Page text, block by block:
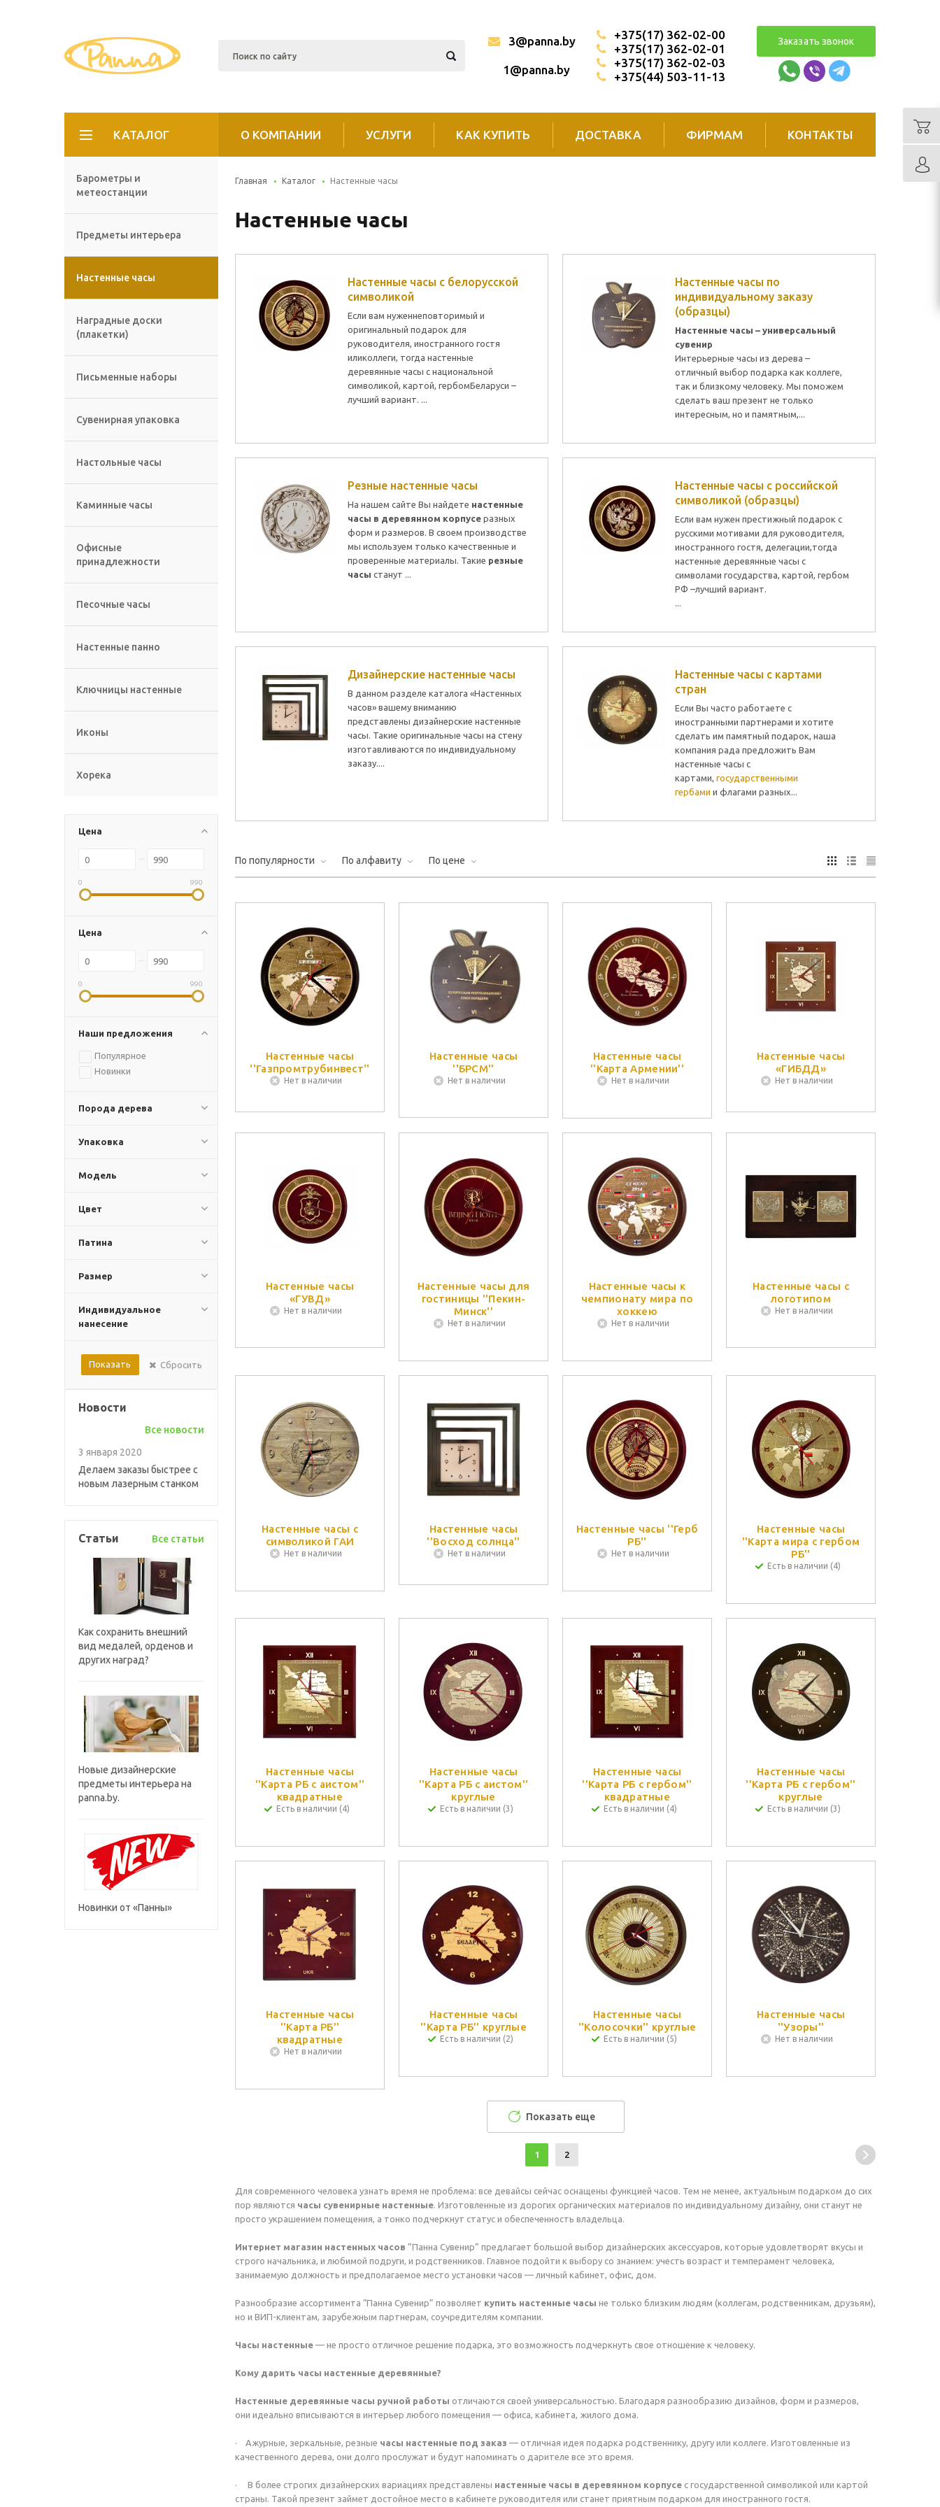
3@panna.by
1@panna.by
+375(17) 362-02-00
+375(17) 362-02-01
+375(17) 362-02-03
+375(44) 503-11-13
Заказать звонок
КАТАЛОГ О КОМПАНИИ УСЛУГИ КАК КУПИТЬ ДОСТАВКА ФИРМАМ КОНТАКТЫ
Барометры и
метеостанции
Предметы интерьера
Настенные часы
Наградные доски
(плакетки)
Письменные наборы
Сувенирная упаковка
Настольные часы
Каминные часы
Офисные
принадлежности
Песочные часы
Настенные панно
Ключницы настенные
Иконы
Хорека
Цена
0 990
Цена
0 990
Наши предложения
Популярное
Новинки
Порода дерева
Упаковка
Модель
Цвет
Патина
Размер
Индивидуальное
нанесение
Сбросить
Новости
Все новости
3 января 2020
Делаем заказы быстрее с
новым лазерным станком
Статьи Все статьи
Как сохранить внешний
вид медалей, орденов и
других наград?
Новые дизайнерские
предметы интерьера на
panna.by.
Новинки от «Панны»
Главная Каталог Настенные часы
Настенные часы
Настенные часы с белорусской
символикой
Если вам нуженнеповторимый и
оригинальный подарок для
руководителя, иностранного гостя
иликоллеги, тогда настенные
деревянные часы с национальной
символикой, картой, гербомБеларуси –
лучший вариант. ...
Настенные часы по
индивидуальному заказу
(образцы)
Настенные часы – универсальный
сувенир
Интерьерные часы из дерева –
отличный выбор подарка как коллеге,
так и близкому человеку. Мы поможем
сделать ваш презент не только
интересным, но и памятным,...
Резные настенные часы
На нашем сайте Вы найдете настенные
часы в деревянном корпусе разных
форм и размеров. В своем производстве
мы используем только качественные и
проверенные материалы. Такие резные
часы станут ...
Настенные часы с российской
символикой (образцы)
Если вам нужен престижный подарок с
русскими мотивами для руководителя,
иностранного гостя, делегации,тогда
настенные деревянные часы с
символами государства, картой, гербом
РФ –лучший вариант.
...
Дизайнерские настенные часы
В данном разделе каталога «Настенных
часов» вашему вниманию
представлены дизайнерские настенные
часы. Такие оригинальные часы на стену
изготавливаются по индивидуальному
заказу....
Настенные часы с картами
стран
Если Вы часто работаете с
иностранными партнерами и хотите
сделать им памятный подарок, наша
компания рада предложить Вам
настенные часы с
картами, государственными
гербами и флагами разных...
По популярности По алфавиту По цене
Настенные часы
''Газпромтрубинвест''
Нет в наличии
Настенные часы
''БРСМ''
Нет в наличии
Настенные часы
''Карта Армении''
Нет в наличии
Настенные часы
«ГИБДД»
Нет в наличии
Настенные часы
«ГУВД»
Нет в наличии
Настенные часы для
гостиницы ''Пекин-
Минск''
Нет в наличии
Настенные часы к
чемпионату мира по
хоккею
Нет в наличии
Настенные часы с
логотипом
Нет в наличии
Настенные часы с
символикой ГАИ
Нет в наличии
Настенные часы
''Восход солнца''
Нет в наличии
Настенные часы ''Герб
РБ''
Нет в наличии
Настенные часы
''Карта мира с гербом
РБ''
Есть в наличии (4)
Настенные часы
''Карта РБ с аистом''
квадратные
Есть в наличии (4)
Настенные часы
''Карта РБ с аистом''
круглые
Есть в наличии (3)
Настенные часы
''Карта РБ с гербом''
квадратные
Есть в наличии (4)
Настенные часы
''Карта РБ с гербом''
круглые
Есть в наличии (3)
Настенные часы
''Карта РБ''
квадратные
Нет в наличии
Настенные часы
''Карта РБ'' круглые
Есть в наличии (2)
Настенные часы
''Колосочки'' круглые
Есть в наличии (5)
Настенные часы
''Узоры''
Нет в наличии
Показать еще
1 2
Для современного человека узнать время не проблема: все девайсы сейчас оснащены функцией часов. Тем не менее, актуальным подарком до сих
пор являются часы сувенирные настенные. Изготовленные из дорогих органических материалов по индивидуальному дизайну, они станут не
просто украшением помещения, а тонко подчеркнут статус и обеспеченность владельца.
Интернет магазин настенных часов ”Панна Сувенир” предлагает большой выбор дизайнерских аксессуаров, которые удовлетворят вкусы и
строго начальника, и любимой подруги, и родственников. Главное подойти к выбору со знанием: учесть возраст и темперамент человека,
занимаемую должность и предполагаемое место установки часов — личный кабинет, офис, дом.
Разнообразие ассортимента “Панна Сувенир” позволяет купить настенные часы не только близким людям (коллегам, родственникам, друзьям),
но и ВИП-клиентам, зарубежным партнерам, соучредителям компании.
Часы настенные — не просто отличное решение подарка, это возможность подчеркнуть свое отношение к человеку.
Кому дарить часы настенные деревянные?
Настенные деревянные часы ручной работы отличаются своей универсальностью. Благодаря разнообразию дизайнов, форм и размеров,
они идеально вписываются в интерьер любого помещения — офиса, кабинета, жилого дома.
· Ажурные, зеркальные, резные часы настенные под заказ — отличная идея подарка родственнику, другу или коллеге. Изготовленные из
качественного дерева, они долго прослужат и будут напоминать о дарителе все это время.
· В более строгих дизайнерских вариациях представлены настенные часы в деревянном корпусе с государственной символикой или картой
страны. Такой презент займет достойное место в кабинете руководителя или станет приятным подарком для иностранного гостя.